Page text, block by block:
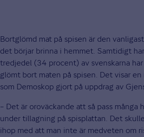
Bortglömd mat på spisen är den
det börjar brinna i hemmet. Samtidigt
tredjedel (34 procent) av svenskarna
glömt bort maten på spisen. Det visar
som Demoskop gjort på uppdrag av
– Det är oroväckande att så pass många
under tillagning på spisplattan. Det
ihop med att man inte är medveten om